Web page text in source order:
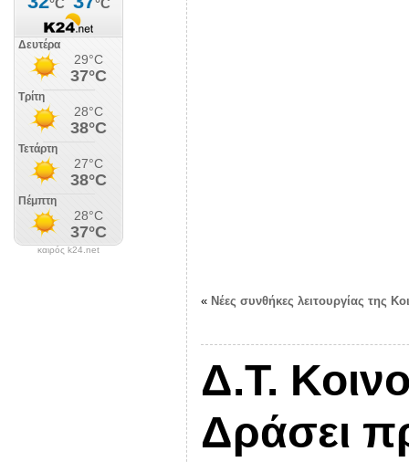
καιρός k24.net
« Νέες συνθήκες λειτουργίας της
Δ.Τ.
Δράσει